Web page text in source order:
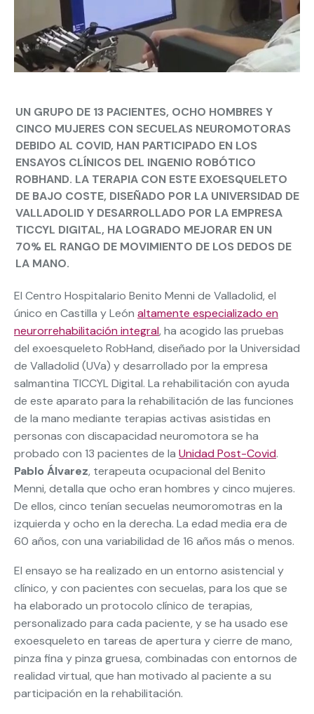
UN GRUPO DE 13 PACIENTES, OCHO HOMBRES Y
CINCO MUJERES CON SECUELAS NEUROMOTORAS
DEBIDO AL COVID, HAN PARTICIPADO EN LOS
ENSAYOS CLÍNICOS DEL INGENIO ROBÓTICO
ROBHAND. LA TERAPIA CON ESTE EXOESQUELETO
DE BAJO COSTE, DISEÑADO POR LA UNIVERSIDAD DE
VALLADOLID Y DESARROLLADO POR LA EMPRESA
TICCYL DIGITAL, HA LOGRADO MEJORAR EN UN
70% EL RANGO DE MOVIMIENTO DE LOS DEDOS DE
LA MANO.
El Centro Hospitalario Benito Menni de Valladolid, el
único en Castilla y León altamente especializado en
neurorrehabilitación integral, ha acogido las pruebas
del exoesqueleto RobHand, diseñado por la Universidad
de Valladolid (UVa) y desarrollado por la empresa
salmantina TICCYL Digital. La rehabilitación con ayuda
de este aparato para la rehabilitación de las funciones
de la mano mediante terapias activas asistidas en
personas con discapacidad neuromotora se ha
probado con 13 pacientes de la Unidad Post-Covid.
Pablo Álvarez, terapeuta ocupacional del Benito
Menni, detalla que ocho eran hombres y cinco mujeres.
De ellos, cinco tenían secuelas neumoromotras en la
izquierda y ocho en la derecha. La edad media era de
60 años, con una variabilidad de 16 años más o menos.
El ensayo se ha realizado en un entorno asistencial y
clínico, y con pacientes con secuelas, para los que se
ha elaborado un protocolo clínico de terapias,
personalizado para cada paciente, y se ha usado ese
exoesqueleto en tareas de apertura y cierre de mano,
pinza fina y pinza gruesa, combinadas con entornos de
realidad virtual, que han motivado al paciente a su
participación en la rehabilitación.